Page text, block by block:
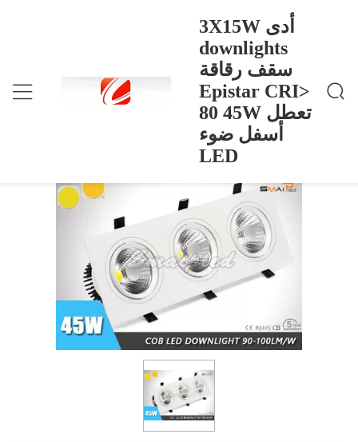
3X15W أدى
downlights
سقف رقاقة
Epistar CRI>
80 45W تعطل
أسفل ضوء
LED
3X15W أدى downlights سقف رقاقة